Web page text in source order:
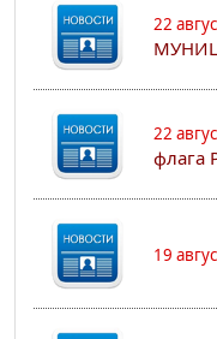
22
22
флага
19